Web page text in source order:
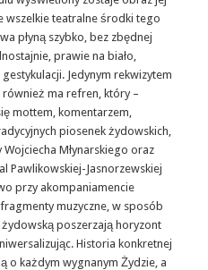
wszelkie teatralne środki tego
płyną szybko, bez zbędnej
prawie na biało,
Jedynym rekwizytem
ma refren, który –
mottem, komentarzem,
piosenek żydowskich,
Młynarskiego oraz
Pawlikowskiej-Jasnorzewskiej
przy akompaniamencie
fragmenty muzyczne, w sposób
poszerzają horyzont
Historia konkretnej
o każdym wygnanym Żydzie, a